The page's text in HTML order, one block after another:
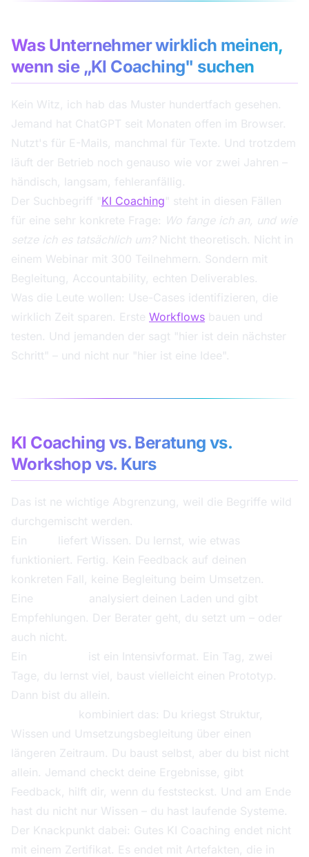
Was Unternehmer wirklich meinen,
wenn sie „KI Coaching" suchen
Kein Witz, ich hab das Muster hundertfach gesehen.
Jemand hat ChatGPT seit Monaten offen im Browser.
Nutzt's für E-Mails, manchmal für Texte. Und trotzdem
läuft der Betrieb noch genauso wie vor zwei Jahren –
händisch, langsam, fehleranfällig.
Der Suchbegriff " KI Coaching" steht in diesen Fällen
für eine sehr konkrete Frage: Wo fange ich an, und wie
setze ich es tatsächlich um?Nicht theoretisch. Nicht in
einem Webinar mit 300 Teilnehmern. Sondern mit
Begleitung, Accountability, echten Deliverables.
Was die Leute wollen: Use-Cases identifizieren, die
wirklich Zeit sparen. Erste Workflows bauen und
testen. Und jemanden der sagt "hier ist dein nächster
Schritt" – und nicht nur "hier ist eine Idee".
KI Coaching vs. Beratung vs.
Workshop vs. Kurs
Das ist ne wichtige Abgrenzung, weil die Begriffe wild
durchgemischt werden.
Ein
liefert Wissen. Du lernst, wie etwas
funktioniert. Fertig. Kein Feedback auf deinen
konkreten Fall, keine Begleitung beim Umsetzen.
Eine
analysiert deinen Laden und gibt
Empfehlungen. Der Berater geht, du setzt um – oder
auch nicht.
Ein
ist ein Intensivformat. Ein Tag, zwei
Tage, du lernst viel, baust vielleicht einen Prototyp.
Dann bist du allein.
kombiniert das: Du kriegst Struktur,
Wissen und Umsetzungsbegleitung über einen
längeren Zeitraum. Du baust selbst, aber du bist nicht
allein. Jemand checkt deine Ergebnisse, gibt
Feedback, hilft dir, wenn du feststeckst. Und am Ende
hast du nicht nur Wissen – du hast laufende Systeme.
Der Knackpunkt dabei: Gutes KI Coaching endet nicht
mit einem Zertifikat. Es endet mit Artefakten, die in